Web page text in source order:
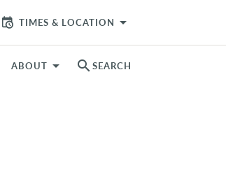
TIMES & LOCATION arrow_drop_down
ABOUT search SEARCH